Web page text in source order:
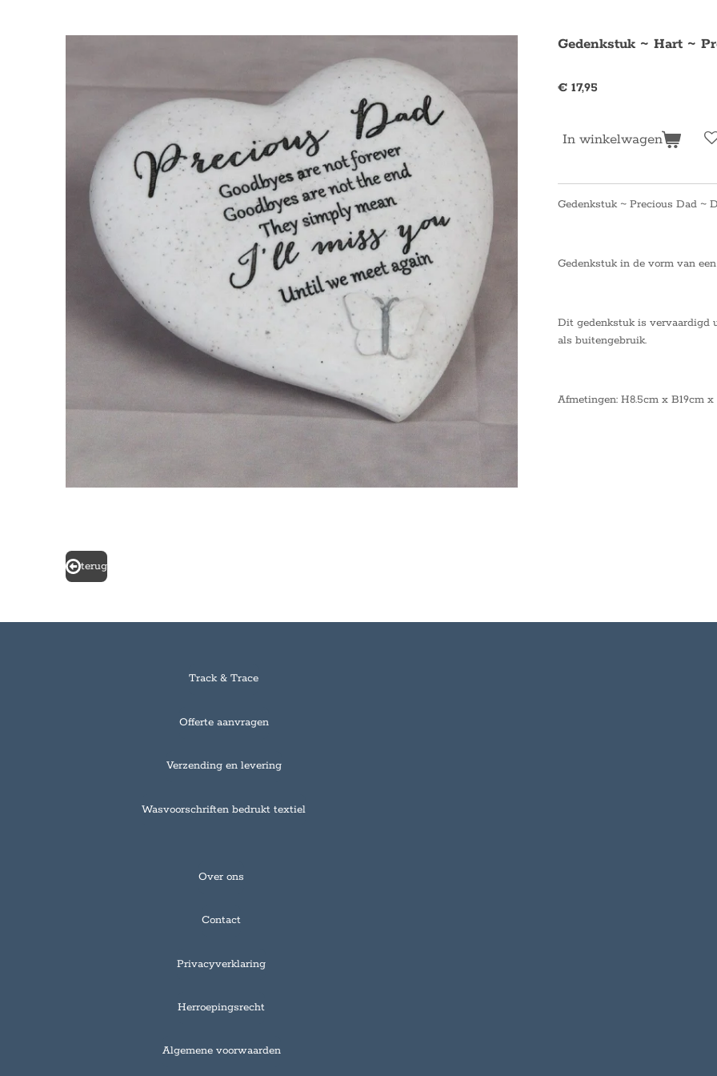
Gedenkstuk ~ Hart ~
€ 17,95
In winkelwagen
Gedenkstuk ~ Precious Dad ~
Gedenkstuk in de vorm van
Dit gedenkstuk is vervaardigd
als buitengebruik.
Afmetingen: H8.5cm x B19cm x
terug
Track & Trace
Offerte aanvragen
Verzending en levering
Wasvoorschriften bedrukt textiel
Over ons
Contact
Privacyverklaring
Herroepingsrecht
Algemene voorwaarden